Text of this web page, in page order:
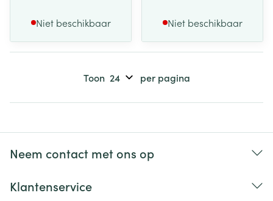
Niet beschikbaar Niet beschikbaar
Toon per pagina
Neem contact met ons op
Klantenservice